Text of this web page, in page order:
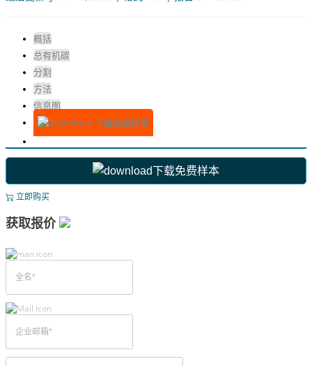
概括
总有机碳
分割
方法
信息图
下载免费样本
下载免费样本
立即购买
获取报价